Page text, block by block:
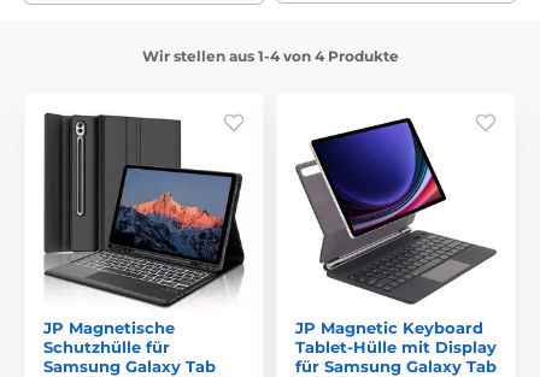
Wir stellen aus 1-4 von 4 Produkte
JP Magnetische
Schutzhülle für
Samsung Galaxy Tab
JP Magnetic Keyboard
Tablet-Hülle mit Display
für Samsung Galaxy Tab